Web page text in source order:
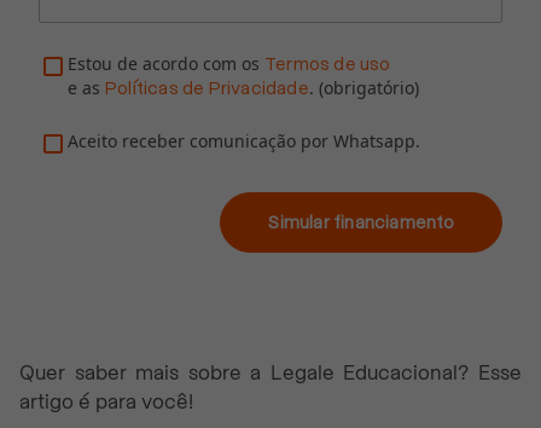
Estou de acordo com os Termos de uso
e as Políticas de Privacidade. (obrigatório)
Aceito receber comunicação por Whatsapp.
Simular financiamento
Quer saber mais sobre a Legale Educacional? Esse
artigo é para você!